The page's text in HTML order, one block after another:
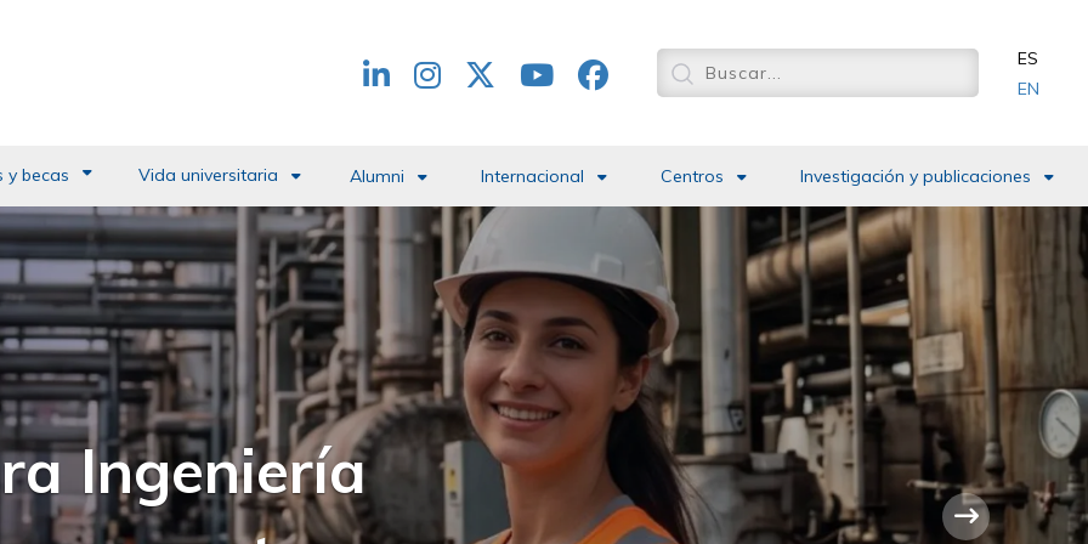
Redes
ES
EN
y becas Vida universitaria Alumni Internacional Centros Investigación y publicaciones
Campus de la